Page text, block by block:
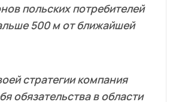
польских потребителей
500 м от ближайшей
стратегии компания
обязательства в области